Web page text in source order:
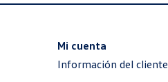
Mi cuenta
Información del cliente